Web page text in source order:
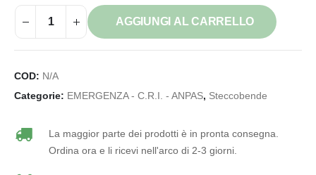
AGGIUNGI AL CARRELLO
COD: N/A
Categorie: EMERGENZA - C.R.I. - ANPAS, Steccobende
La maggior parte dei prodotti è in pronta consegna.
Ordina ora e li ricevi nell'arco di 2-3 giorni.